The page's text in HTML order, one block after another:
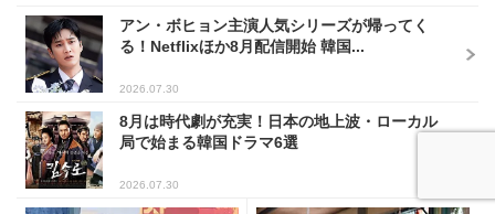
アン・ボヒョン主演人気シリーズが帰ってく
る！Netflixほか8月配信開始 韓国...
2026.07.30
8月は時代劇が充実！日本の地上波・ローカル
局で始まる韓国ドラマ6選
2026.07.30